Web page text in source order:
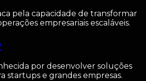
pela capacidade de transformar
empresariais escaláveis.
por desenvolver soluções
startups e grandes empresas.